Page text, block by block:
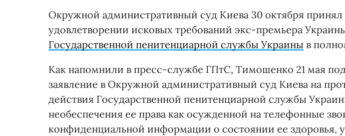
Окружной административный суд Киева 30 октября принял
удовлетворении исковых требований экс-премьера
Государственной пенитенциарной службы Украины в
Как напомнили в пресс-службе ГПтС, Тимошенко 21 мая
заявление в Окружной административный суд Киева на
действия Государственной пенитенциарной службы
необеспечения ее права как осужденной на телефонные
конфиденциальной информации о состоянии ее здоровья,